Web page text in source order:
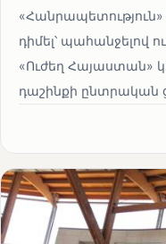
«Հանրապետություն»
դիմել՝ պահանջելով
«Ուժեղ Հայաստան»
դաշինքի ընտրական